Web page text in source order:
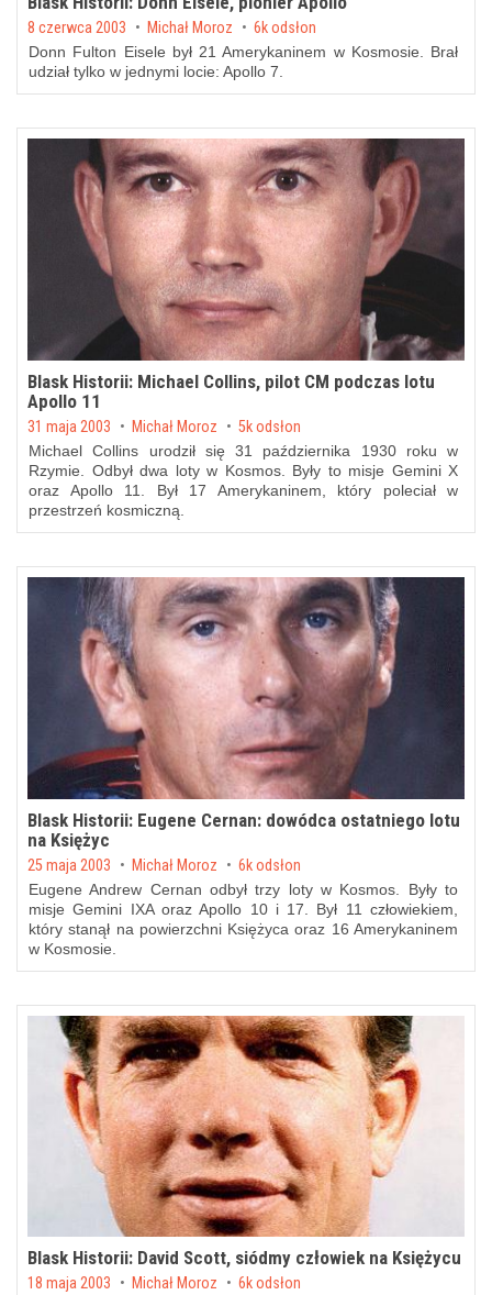
Posted on
8 czerwca 2003 by Michał Moroz 6k odsłon
Donn Fulton Eisele był 21 Amerykaninem w Kosmosie. Brał
udział tylko w jednymi locie: Apollo 7.
Blask Historii: Michael Collins, pilot CM podczas lotu
Apollo 11
Posted on
31 maja 2003 by Michał Moroz 5k odsłon
Michael Collins urodził się 31 października 1930 roku w
Rzymie. Odbył dwa loty w Kosmos. Były to misje Gemini X
oraz Apollo 11. Był 17 Amerykaninem, który poleciał w
przestrzeń kosmiczną.
Blask Historii: Eugene Cernan: dowódca ostatniego lotu
na Księżyc
Posted on
25 maja 2003 by Michał Moroz 6k odsłon
Eugene Andrew Cernan odbył trzy loty w Kosmos. Były to
misje Gemini IXA oraz Apollo 10 i 17. Był 11 człowiekiem,
który stanął na powierzchni Księżyca oraz 16 Amerykaninem
w Kosmosie.
Blask Historii: David Scott, siódmy człowiek na Księżycu
Posted on
18 maja 2003 by Michał Moroz 6k odsłon